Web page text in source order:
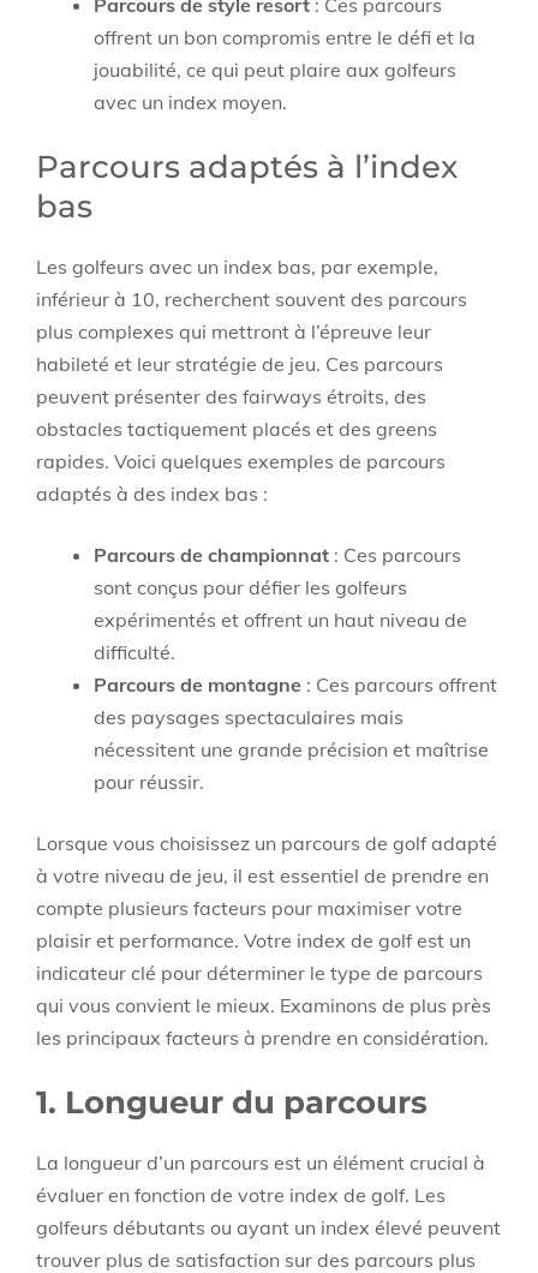
Parcours de style resort : Ces parcours
offrent un bon compromis entre le défi et la
jouabilité, ce qui peut plaire aux golfeurs
avec un index moyen.
Parcours adaptés à l’index
bas
Les golfeurs avec un index bas, par exemple,
inférieur à 10, recherchent souvent des parcours
plus complexes qui mettront à l’épreuve leur
habileté et leur stratégie de jeu. Ces parcours
peuvent présenter des fairways étroits, des
obstacles tactiquement placés et des greens
rapides. Voici quelques exemples de parcours
adaptés à des index bas :
Parcours de championnat : Ces parcours
sont conçus pour défier les golfeurs
expérimentés et offrent un haut niveau de
difficulté.
Parcours de montagne : Ces parcours offrent
des paysages spectaculaires mais
nécessitent une grande précision et maîtrise
pour réussir.
Lorsque vous choisissez un parcours de golf adapté
à votre niveau de jeu, il est essentiel de prendre en
compte plusieurs facteurs pour maximiser votre
plaisir et performance. Votre index de golf est un
indicateur clé pour déterminer le type de parcours
qui vous convient le mieux. Examinons de plus près
les principaux facteurs à prendre en considération.
1. Longueur du parcours
La longueur d’un parcours est un élément crucial à
évaluer en fonction de votre index de golf. Les
golfeurs débutants ou ayant un index élevé peuvent
trouver plus de satisfaction sur des parcours plus